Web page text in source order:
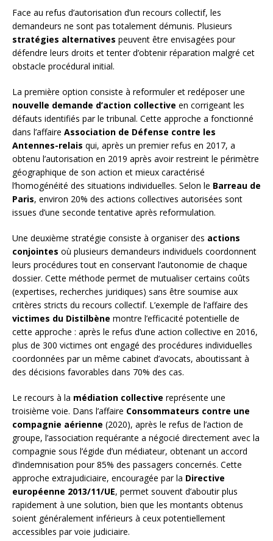
Face au refus d’autorisation d’un recours collectif, les
demandeurs ne sont pas totalement démunis. Plusieurs
stratégies alternatives peuvent être envisagées pour
défendre leurs droits et tenter d’obtenir réparation malgré cet
obstacle procédural initial.
La première option consiste à reformuler et redéposer une
nouvelle demande d’action collective en corrigeant les
défauts identifiés par le tribunal. Cette approche a fonctionné
dans l’affaire Association de Défense contre les
Antennes-relais qui, après un premier refus en 2017, a
obtenu l’autorisation en 2019 après avoir restreint le périmètre
géographique de son action et mieux caractérisé
l’homogénéité des situations individuelles. Selon le Barreau de
Paris, environ 20% des actions collectives autorisées sont
issues d’une seconde tentative après reformulation.
Une deuxième stratégie consiste à organiser des actions
conjointes où plusieurs demandeurs individuels coordonnent
leurs procédures tout en conservant l’autonomie de chaque
dossier. Cette méthode permet de mutualiser certains coûts
(expertises, recherches juridiques) sans être soumise aux
critères stricts du recours collectif. L’exemple de l’affaire des
victimes du Distilbène montre l’efficacité potentielle de
cette approche : après le refus d’une action collective en 2016,
plus de 300 victimes ont engagé des procédures individuelles
coordonnées par un même cabinet d’avocats, aboutissant à
des décisions favorables dans 70% des cas.
Le recours à la médiation collective représente une
troisième voie. Dans l’affaire Consommateurs contre une
compagnie aérienne (2020), après le refus de l’action de
groupe, l’association requérante a négocié directement avec la
compagnie sous l’égide d’un médiateur, obtenant un accord
d’indemnisation pour 85% des passagers concernés. Cette
approche extrajudiciaire, encouragée par la Directive
européenne 2013/11/UE, permet souvent d’aboutir plus
rapidement à une solution, bien que les montants obtenus
soient généralement inférieurs à ceux potentiellement
accessibles par voie judiciaire.